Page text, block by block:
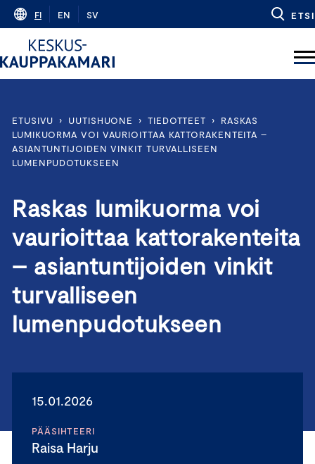
Skip
content
FI EN SV ETSI
ETUSIVU › UUTISHUONE › TIEDOTTEET ›
RASKAS
LUMIKUORMA VOI VAURIOITTAA KATTORAKENTEITA –
ASIANTUNTIJOIDEN VINKIT TURVALLISEEN
LUMENPUDOTUKSEEN
Raskas lumikuorma voi
vaurioittaa kattorakenteita
– asiantuntijoiden vinkit
turvalliseen
lumenpudotukseen
15.01.2026
PÄÄSIHTEERI
Raisa Harju